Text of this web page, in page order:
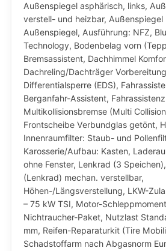
Außenspiegel asphärisch, links,
verstell- und heizbar, Außenspiegel
Außenspiegel, Ausführung: NFZ,
Technology, Bodenbelag vorn
Bremsassistent, Dachhimmel
Dachreling/Dachträger
Differentialsperre (EDS),
Berganfahr-Assistent,
Multikollisionsbremse (Multi
Frontscheibe Verbundglas getönt,
Innenraumfilter: Staub- und
Karosserie/Aufbau: Kasten,
ohne Fenster, Lenkrad (3
(Lenkrad) mechan. verstellbar,
Höhen-/Längsverstellung, LKW-
– 75 kW TSI, Motor-
Nichtraucher-Paket, Nutzlast
mm, Reifen-Reparaturkit (Tire
Schadstoffarm nach Abgasnorm